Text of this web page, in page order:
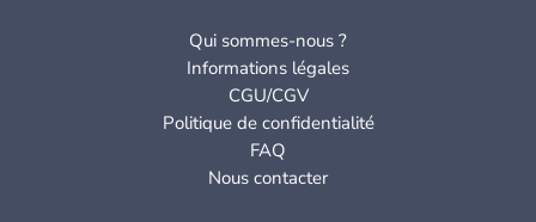
Qui sommes-nous ?
Informations légales
CGU/CGV
Politique de confidentialité
FAQ
Nous contacter